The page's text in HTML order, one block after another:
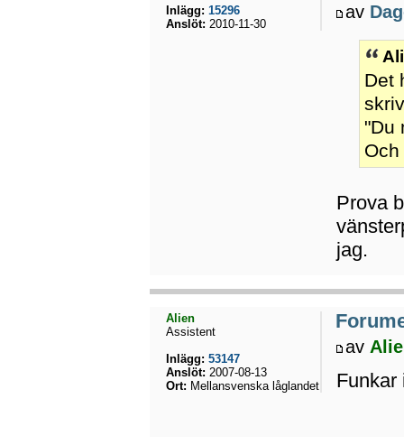
av
Det
"Du
Prova
jag.
Inlägg: 15296
Anslöt: 2010-11-30
av
Funkar
Alien
Assistent
Inlägg: 53147
Anslöt: 2007-08-13
Ort: Mellansvenska låglandet